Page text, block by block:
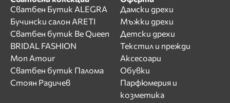
Сватбен Бутик ALEGRA
Бучински салон ARETI
Сватбен бутик Be Queen
BRIDAL FASHION
Mon Amour
Сватбен бутик Палома
Стоян Радичев
Дамски дрехи
Мъжки дрехи
Детски дрехи
Текстил и прежди
Аксесоари
Обувки
Парфюмерия и
козметика